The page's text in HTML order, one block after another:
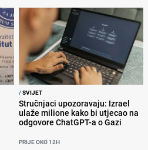
/SVIJET
Stručnjaci upozoravaju: Izrael
ulaže milione kako bi utjecao na
odgovore ChatGPT-a o Gazi
PRIJE OKO 12H